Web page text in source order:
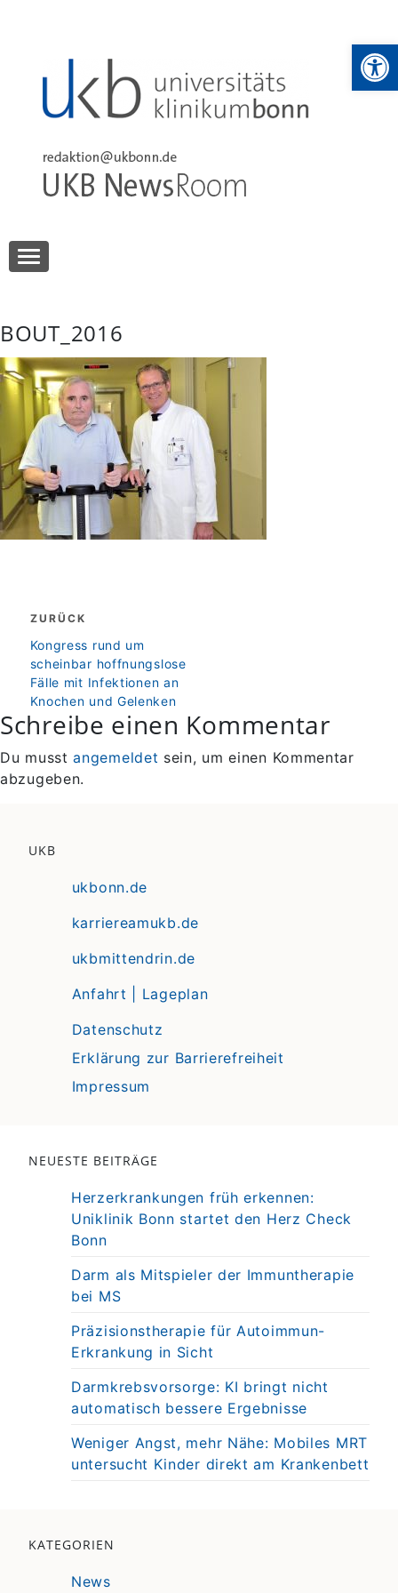
UKB NewsRoom
BOUT_2016
Beitragsnavigation
ZURÜCK
zurück
Kongress rund um
scheinbar hoffnungslose
Fälle mit Infektionen an
Knochen und Gelenken
Schreibe einen Kommentar
Du musstangemeldet sein, um einen Kommentar
abzugeben.
UKB
ukbonn.de
karriereamukb.de
ukbmittendrin.de
Anfahrt | Lageplan
Datenschutz
Erklärung zur Barrierefreiheit
Impressum
NEUESTE BEITRÄGE
Herzerkrankungen früh erkennen:
Uniklinik Bonn startet den Herz Check
Bonn
Darm als Mitspieler der Immuntherapie
bei MS
Präzisionstherapie für Autoimmun-
Erkrankung in Sicht
Darmkrebsvorsorge: KI bringt nicht
automatisch bessere Ergebnisse
Weniger Angst, mehr Nähe: Mobiles MRT
untersucht Kinder direkt am Krankenbett
KATEGORIEN
News